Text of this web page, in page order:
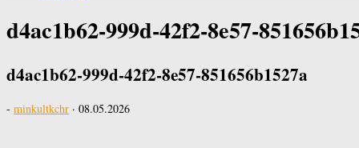
d4ac1b62-999d-42f2-8e57-
d4ac1b62-999d-42f2-8e57-851656b1527a
- minkultkchr · 08.05.2026